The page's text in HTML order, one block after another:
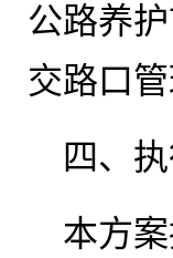
公路养
交路口管
四、
本方